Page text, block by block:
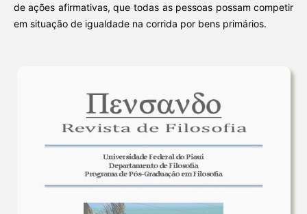
de ações afirmativas, que todas as pessoas possam competir
em situação de igualdade na corrida por bens primários.